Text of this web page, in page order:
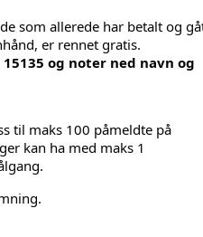
som allerede har betalt og
er rennet gratis.
og noter ned navn og
til maks 100 påmeldte på
kan ha med maks 1